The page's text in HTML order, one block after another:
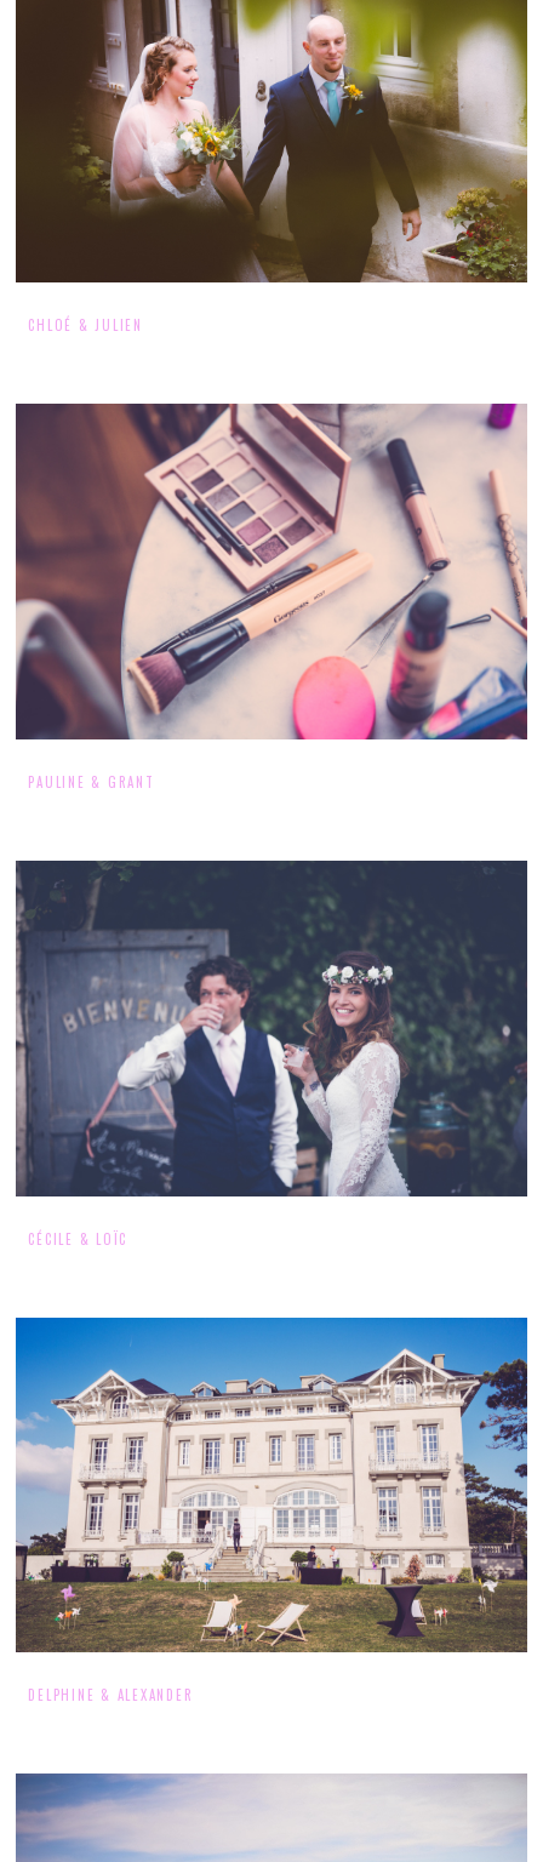
CHLOÉ & JULIEN
PAULINE & GRANT
CÉCILE & LOÏC
DELPHINE & ALEXANDER